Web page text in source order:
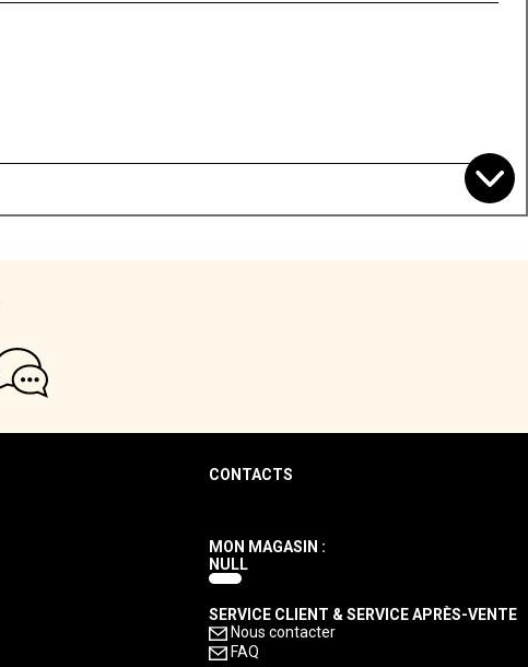
CONTACTS
MON MAGASIN :
NULL
SERVICE CLIENT & SERVICE APRÈS-VENTE
Nous contacter
FAQ